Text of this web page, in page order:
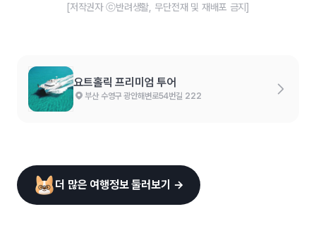
[저작권자 ⓒ반려생활, 무단전재 및 재배포 금지]
요트홀릭 프리미엄 투어
부산 수영구 광안해변로54번길 222
더 많은 여행정보 둘러보기 →